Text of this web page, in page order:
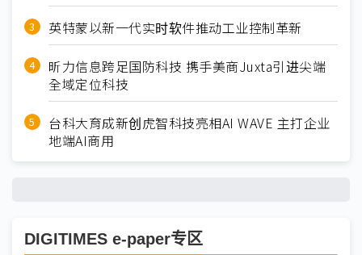
英特蒙以新一代实时软件推动工业控制革新
昕力信息跨足国防科技 携手美商Juxta引进尖端
全域定位科技
台科大育成新创虎智科技亮相AI WAVE 主打企业
地端AI商用
DIGITIMES e-paper专区